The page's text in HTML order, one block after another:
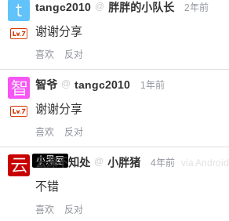
tangc2010 @ 胖胖的小队长 2年前
谢谢分享
喜欢 反对
智爷 @ tangc2010 1年前
谢谢分享
喜欢 反对
小黑屋
云深不知处 @ 小胖猪 4年前 via Android
不错
喜欢 反对